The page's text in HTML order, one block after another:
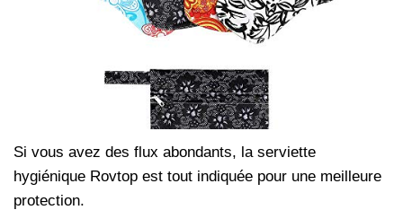
Si vous avez des flux abondants, la serviette
hygiénique Rovtop est tout indiquée pour une meilleure
protection.